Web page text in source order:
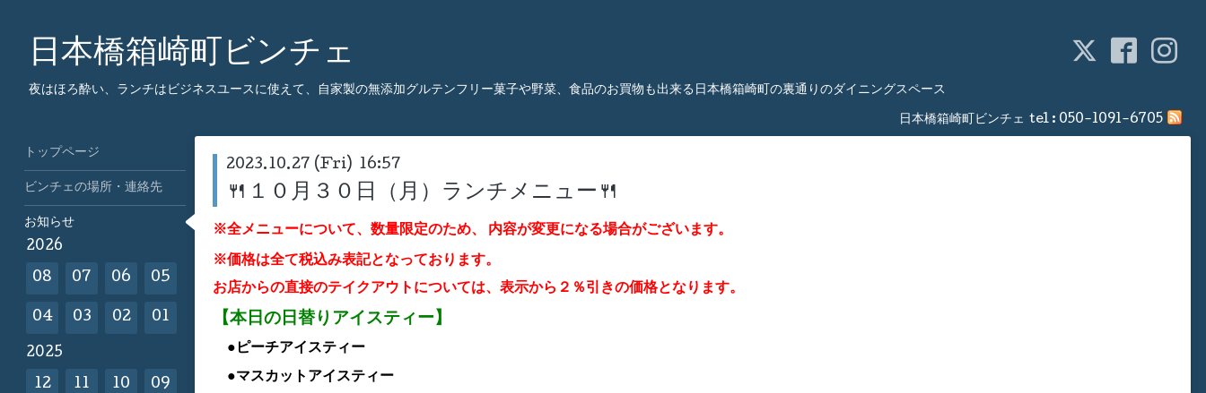
日本橋箱崎町ビンチェ
夜はほろ酔い、ランチはビジネスユースに使えて、自家製の無添加グルテンフリー菓子や野菜、食品のお買物も出来る日本橋箱崎町の裏通りのダイニングスペース
日本橋箱崎町ビンチェ tel : 050-1091-6705
2023.10.27 (Fri) 16:57
🍴１０月３０日（月）ランチメニュー🍴
※全メニューについて、数量限定のため、
内容が変更になる場合がございます。
※価格は全て税込み表記となっております。
お店からの直接のテイクアウトについては、表示から２％引きの価格となります。
【本日の日替りアイスティー】
●ピーチアイスティー
●マスカット アイスティー
トップページ
ビンチェの場所・連絡先
お知らせ
2026
08 07 06 05
04 03 02 01
2025
12 11 10 09